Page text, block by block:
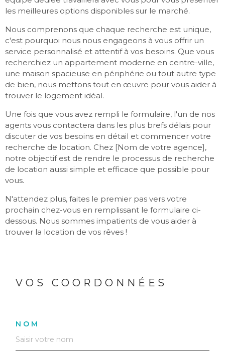
les meilleures options disponibles sur le marché.
Nous comprenons que chaque recherche est unique,
c'est pourquoi nous nous engageons à vous offrir un
service personnalisé et attentif à vos besoins. Que vous
recherchiez un appartement moderne en centre-ville,
une maison spacieuse en périphérie ou tout autre type
de bien, nous mettons tout en œuvre pour vous aider à
trouver le logement idéal.
Une fois que vous avez rempli le formulaire, l'un de nos
agents vous contactera dans les plus brefs délais pour
discuter de vos besoins en détail et commencer votre
recherche de location. Chez [Nom de votre agence],
notre objectif est de rendre le processus de recherche
de location aussi simple et efficace que possible pour
vous.
N'attendez plus, faites le premier pas vers votre
prochain chez-vous en remplissant le formulaire ci-
dessous. Nous sommes impatients de vous aider à
trouver la location de vos rêves !
VOS COORDONNÉES
NOM